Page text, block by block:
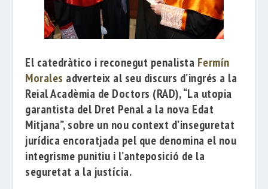
El catedràtico i reconegut penalista Fermín
Morales adverteix al seu discurs d’ingrés a la
Reial Acadèmia de Doctors (RAD), “La utopia
garantista del Dret Penal a la nova Edat
Mitjana”, sobre un nou context d’inseguretat
jurídica encoratjada pel que denomina el nou
integrisme punitiu i l’anteposició de la
seguretat a la justícia.